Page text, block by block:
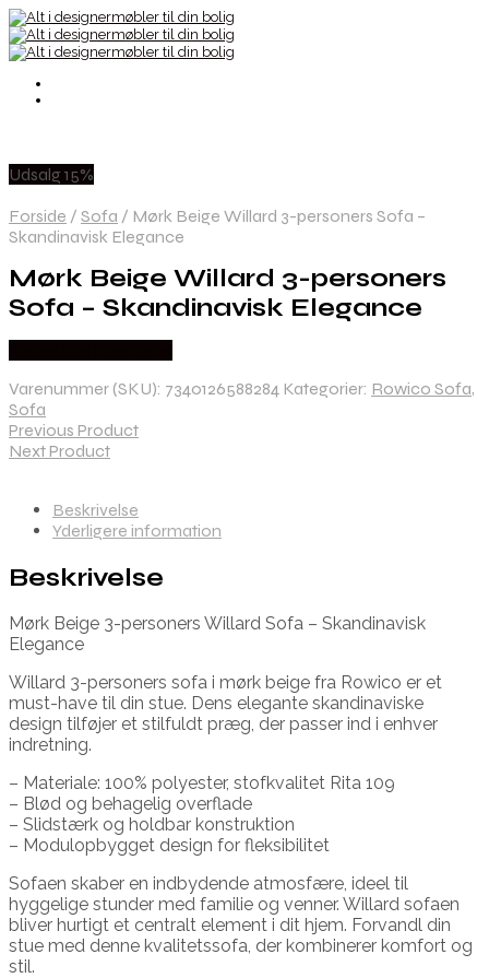
Udsalg 15%
Forside / Sofa / Mørk Beige Willard 3-personers Sofa –
Skandinavisk Elegance
Mørk Beige Willard 3-personers
Sofa – Skandinavisk Elegance
Varenummer (SKU): 7340126588284 Kategorier: Rowico Sofa,
Sofa
Previous Product
Next Product
Beskrivelse
Yderligere information
Beskrivelse
Mørk Beige 3-personers Willard Sofa – Skandinavisk
Elegance
Willard 3-personers sofa i mørk beige fra Rowico er et
must-have til din stue. Dens elegante skandinaviske
design tilføjer et stilfuldt præg, der passer ind i enhver
indretning.
– Materiale: 100% polyester, stofkvalitet Rita 109
– Blød og behagelig overflade
– Slidstærk og holdbar konstruktion
– Modulopbygget design for fleksibilitet
Sofaen skaber en indbydende atmosfære, ideel til
hyggelige stunder med familie og venner. Willard sofaen
bliver hurtigt et centralt element i dit hjem. Forvandl din
stue med denne kvalitetssofa, der kombinerer komfort og
stil.